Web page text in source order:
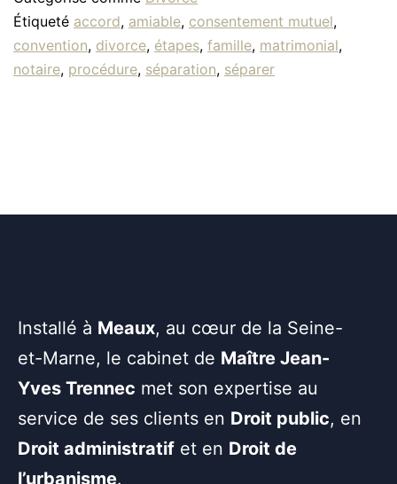
Étiqueté accord, amiable, consentement mutuel,
convention, divorce, étapes, famille, matrimonial,
notaire, procédure, séparation, séparer
Installé à Meaux, au cœur de la Seine-
et-Marne, le cabinet de Maître Jean-
Yves Trennec met son expertise au
service de ses clients en Droit public, en
Droit administratif et en Droit de
l’urbanisme.